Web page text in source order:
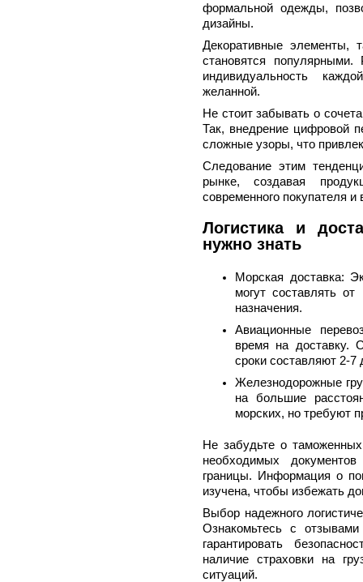
формальной одежды,
дизайны.
Декоративные элементы,
становятся популярными.
индивидуальность
желанной.
Не стоит забывать о
Так, внедрение цифровой
сложные узоры, что
Следование этим
рынке, создавая
современного покупателя
Логистика и
нужно знать
Морская доставка:
могут составлять
назначения.
Авиационные
время на доставку.
сроки составляют 2-7
Железнодорожные
на большие
морских, но требуют
Не забудьте о
необходимых
границы. Информация о
изучена, чтобы избежать
Выбор надежного
Ознакомьтесь с
гарантировать
наличие страховки на
ситуаций.